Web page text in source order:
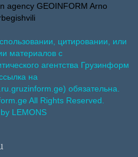
agency GEOINFORM Arno
цитировании, или
материалов с
агентства Грузинформ
на
обязательна.
All Rights Reserved.
LEMONS